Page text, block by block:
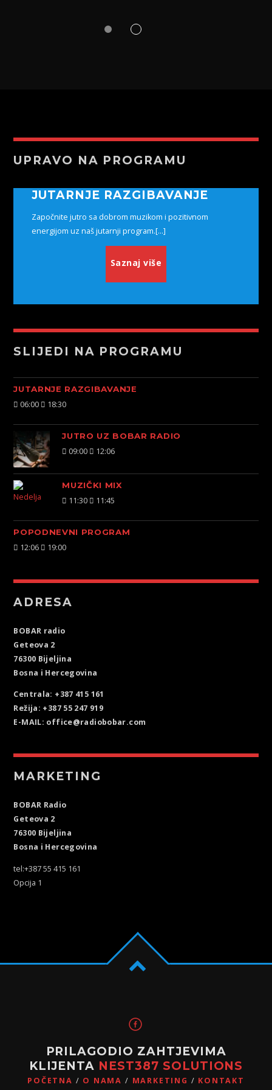
UPRAVO NA PROGRAMU
JUTARNJE RAZGIBAVANJE
Započnite jutro sa dobrom muzikom i pozitivnom
energijom uz naš jutarnji program.[...]
Saznaj više
SLIJEDI NA PROGRAMU
JUTARNJE RAZGIBAVANJE
06:00 18:30
JUTRO UZ BOBAR RADIO
09:00 12:06
MUZIČKI MIX
11:30 11:45
POPODNEVNI PROGRAM
12:06 19:00
ADRESA
BOBAR radio
Geteova 2
76300 Bijeljina
Bosna i Hercegovina
Centrala: +387 415 161
Režija: +387 55 247 919
E-MAIL: office@radiobobar.com
MARKETING
BOBAR Radio
Geteova 2
76300 Bijeljina
Bosna i Hercegovina
tel:+387 55 415 161
Opcija 1
PRILAGODIO ZAHTJEVIMA
KLIJENTA NEST387 SOLUTIONS
POČETNA O NAMA MARKETING
KONTAKT